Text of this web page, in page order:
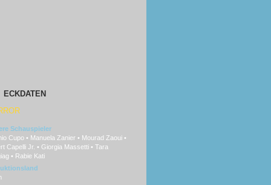
ECKDATEN
Schauspieler
Cupo • Manuela Zanier • Mourad Zaoui •
Capelli Jr. • Giorgia Massetti • Tara
• Rabie Kati